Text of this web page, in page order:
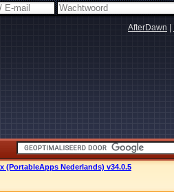
AfterDawn
(PortableApps Nederlands) v34.0.5